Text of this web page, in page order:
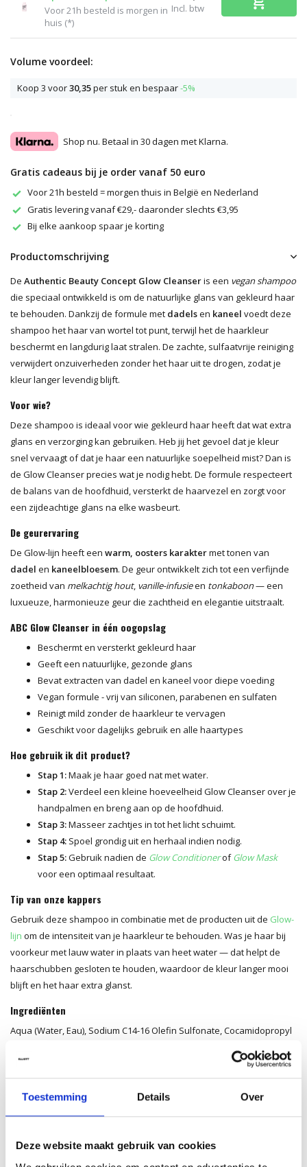
Toestemming Details Over
Deze website maakt gebruik van cookies
Voor 21h besteld is morgen in
huis (*)
Incl. btw
Volume voordeel:
Koop 3 voor30,35per stuk en bespaar-5%
Shop nu. Betaal in 30 dagen met Klarna.
Gratis cadeaus bij je order vanaf 50 euro
Voor 21h besteld = morgen thuis in België en Nederland
Gratis levering vanaf €29,- daaronder slechts €3,95
Bij elke aankoop spaar je korting
Productomschrijving
De Authentic Beauty Concept Glow Cleanseris een vegan shampoo
die speciaal ontwikkeld is om de natuurlijke glans van gekleurd haar
te behouden. Dankzij de formule met dadelsen kaneel voedt deze
shampoo het haar van wortel tot punt, terwijl het de haarkleur
beschermt en langdurig laat stralen. De zachte, sulfaatvrije reiniging
verwijdert onzuiverheden zonder het haar uit te drogen, zodat je
kleur langer levendig blijft.
Voor wie?
Deze shampoo is ideaal voor wie gekleurd haar heeft dat wat extra
glans en verzorging kan gebruiken. Heb jij het gevoel dat je kleur
snel vervaagt of dat je haar een natuurlijke soepelheid mist? Dan is
de Glow Cleanser precies wat je nodig hebt. De formule respecteert
de balans van de hoofdhuid, versterkt de haarvezel en zorgt voor
een zijdeachtige glans na elke wasbeurt.
De geurervaring
De Glow-lijn heeft een warm, oosters karaktermet tonen van
dadel en kaneelbloesem. De geur ontwikkelt zich tot een verfijnde
zoetheid van melkachtig hout, vanille-infusieen tonkaboon— een
luxueuze, harmonieuze geur die zachtheid en elegantie uitstraalt.
ABC Glow Cleanser in één oogopslag
Beschermt en versterkt gekleurd haar
Geeft een natuurlijke, gezonde glans
Bevat extracten van dadel en kaneel voor diepe voeding
Vegan formule - vrij van siliconen, parabenen en sulfaten
Reinigt mild zonder de haarkleur te vervagen
Geschikt voor dagelijks gebruik en alle haartypes
Hoe gebruik ik dit product?
Stap 1:Maak je haar goed nat met water.
Stap 2:Verdeel een kleine hoeveelheid Glow Cleanser over je
handpalmen en breng aan op de hoofdhuid.
Stap 3:Masseer zachtjes in tot het licht schuimt.
Stap 4: Spoel grondig uit en herhaal indien nodig.
Stap 5:Gebruik nadien de Glow ConditionerofGlow Mask
voor een optimaal resultaat.
Tip van onze kappers
Gebruik deze shampoo in combinatie met de producten uit de Glow-
lijn om de intensiteit van je haarkleur te behouden. Was je haar bij
voorkeur met lauw water in plaats van heet water — dat helpt de
haarschubben gesloten te houden, waardoor de kleur langer mooi
blijft en het haar extra glanst.
Ingrediënten
Aqua (Water, Eau), Sodium C14-16 Olefin Sulfonate, Cocamidopropyl
Hydrogenated Castor Oil, Sodium Benzoate, PEG-55 Propylene
Glycol Oleate, Propylene Glycol, Daucus Carota Sativa (Carrot) Root
Extract, Cinnamomum Zeylanicum Bark Extract, Phoenix Dactylifera
*Ingrediënten en verpakking kunnen wijzigen. Raadpleeg steeds de